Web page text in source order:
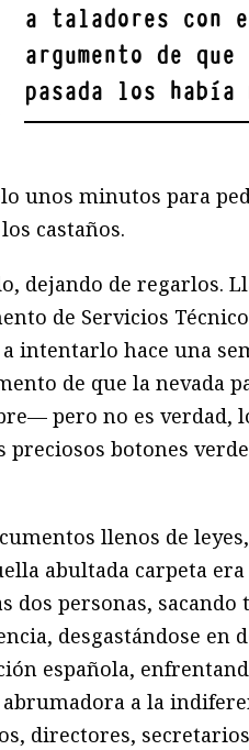
a taladores con
argumento de
pasada los había
unos minutos para
castaños.
dejando de regarlos.
de Servicios
intentarlo hace una
de que la nevada
pero no es verdad,
preciosos botones
llenos de
abultada carpeta
dos personas, sacando
desgastándose en
española,
a la
directores,